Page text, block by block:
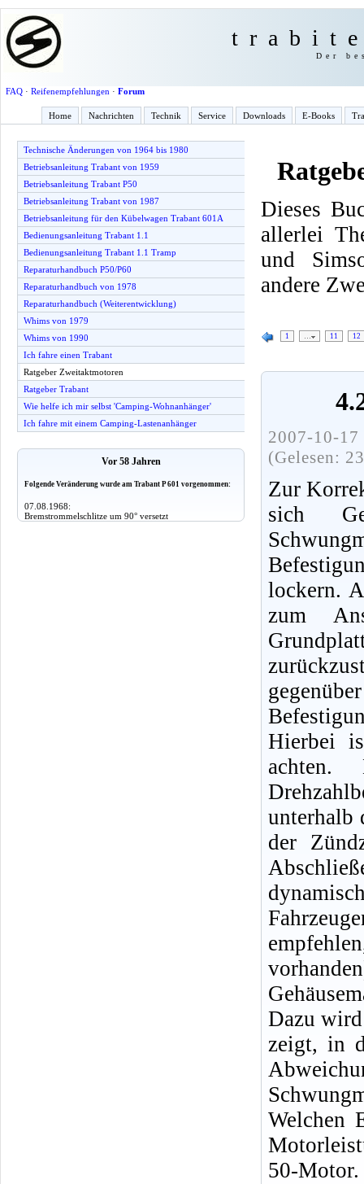
Der
FAQ· Reifenempfehlungen · Forum
Home Nachrichten Technik Service Downloads E-Books
Technische Änderungen von 1964 bis 1980
Betriebsanleitung Trabant von 1959
Betriebsanleitung Trabant P50
Betriebsanleitung Trabant von 1987
Betriebsanleitung für den Kübelwagen Trabant 601A
Bedienungsanleitung Trabant 1.1
Bedienungsanleitung Trabant 1.1 Tramp
Reparaturhandbuch P50/P60
Reparaturhandbuch von 1978
Reparaturhandbuch (Weiterentwicklung)
Whims von 1979
Whims von 1990
Ich fahre einen Trabant
Ratgeber Zweitaktmotoren
Ratgeber Trabant
Wie helfe ich mir selbst 'Camping-Wohnanhänger'
Ich fahre mit einem Camping-Lastenanhänger
Vor 58 Jahren
Folgende Veränderung wurde am Trabant P 601 vorgenommen:
07.08.1968:
Bremstrommelschlitze um 90° versetzt
Dieses
allerlei
und
andere
1 11 12
2007-10-
(Gelesen:
Zur
sich
lockern.
zum
Hierbei
unterhalb
der
Dazu
zeigt, in
Welchen
50-Motor.